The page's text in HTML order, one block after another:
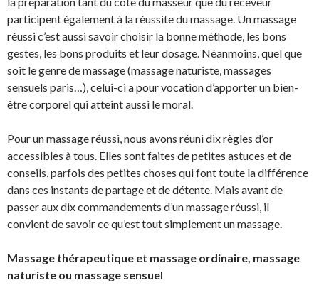
participent également à la réussite du massage. Un massage
réussi c’est aussi savoir choisir la bonne méthode, les bons
gestes, les bons produits et leur dosage. Néanmoins, quel que
soit le genre de massage (massage naturiste, massages
sensuels paris…), celui-ci a pour vocation d’apporter un bien-
être corporel qui atteint aussi le moral.
Pour un massage réussi, nous avons réuni dix règles d’or
accessibles à tous. Elles sont faites de petites astuces et de
conseils, parfois des petites choses qui font toute la différence
dans ces instants de partage et de détente. Mais avant de
passer aux dix commandements d’un massage réussi, il
convient de savoir ce qu’est tout simplement un massage.
Massage thérapeutique et massage ordinaire, massage
naturiste ou massage sensuel